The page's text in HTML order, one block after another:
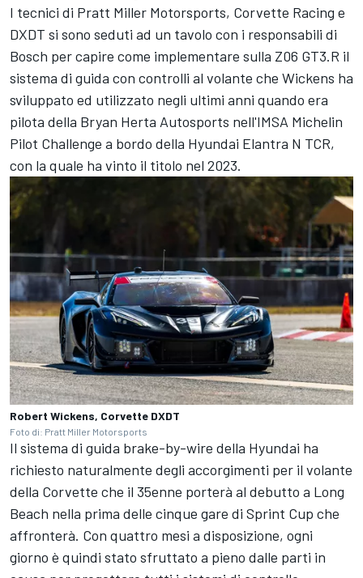
I tecnici di Pratt Miller Motorsports, Corvette Racing e
DXDT si sono seduti ad un tavolo con i responsabili di
Bosch per capire come implementare sulla Z06 GT3.R il
sistema di guida con controlli al volante che Wickens ha
sviluppato ed utilizzato negli ultimi anni quando era
pilota della Bryan Herta Autosports nell'IMSA Michelin
Pilot Challenge a bordo della Hyundai Elantra N TCR,
con la quale ha vinto il titolo nel 2023.
Robert Wickens, Corvette DXDT
Foto di: Pratt Miller Motorsports
Il sistema di guida brake-by-wire della Hyundai ha
richiesto naturalmente degli accorgimenti per il volante
della Corvette che il 35enne porterà al debutto a Long
Beach nella prima delle cinque gare di Sprint Cup che
affronterà. Con quattro mesi a disposizione, ogni
giorno è quindi stato sfruttato a pieno dalle parti in